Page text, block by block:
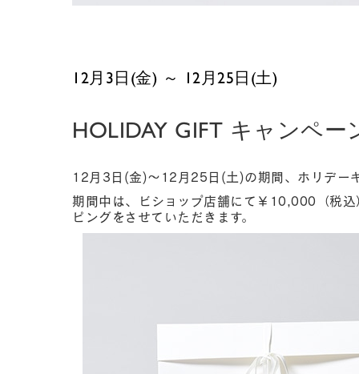
12月3日(金) ～ 12月25日(土)
HOLIDAY GIFT キャンペー
12月3日(金)～12月25日(土)の期間、ホリデー
期間中は、ビショップ店舗にて￥10,000（税
ピングをさせていただきます。